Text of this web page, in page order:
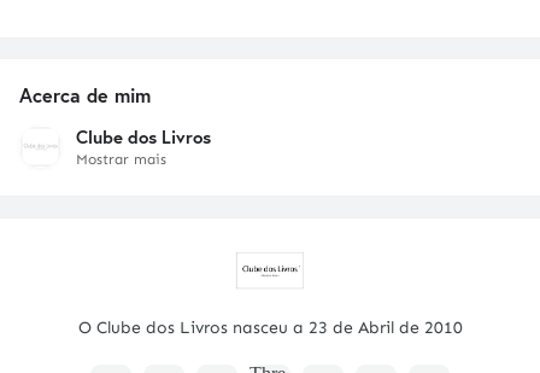
Acerca de mim
Clube dos Livros
Mostrar mais
O Clube dos Livros nasceu a 23 de Abril de 2010